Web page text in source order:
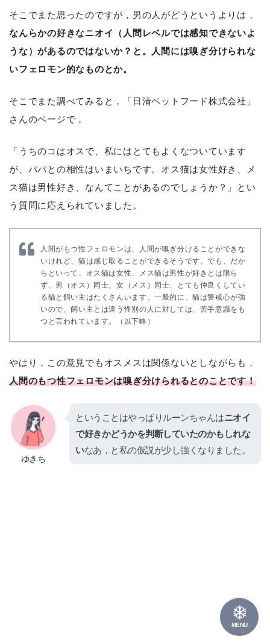
そこでまた思ったのですが，男の人がどうというよりは，
なんらかの好きなニオイ（人間レベルでは感知できないよ
うな）があるのではないか？と。人間には嗅ぎ分けられな
いフェロモン的なものとか。
そこでまた調べてみると，「日清ペットフード株式会社」
さんのページで，
「うちのコはオスで、私にはとてもよくなついています
が、パパとの相性はいまいちです。オス猫は女性好き、メ
ス猫は男性好き、なんてことがあるのでしょうか？」とい
う質問に応えられていました。
人間がもつ性フェロモンは、人間が嗅ぎ分けることができな
いけれど、猫は感じ取ることができるそうです。でも、だか
らといって、オス猫は女性、メス猫は男性が好きとは限ら
ず、男（オス）同士、女（メス）同士、とても仲良くしてい
る猫と飼い主はたくさんいます。一般的に、猫は警戒心が強
いので、飼い主とは違う性別の人に対しては、苦手意識をも
つと言われています。（以下略）
やはり，この意見でもオスメスは関係ないとしながらも，
人間のもつ性フェロモンは嗅ぎ分けられるとのことです！
ゆきち
ということはやっぱりルーンちゃんはニオイ
で好きかどうかを判断していたのかもしれな
いなあ，と私の仮説が少し強くなりました。
MENU